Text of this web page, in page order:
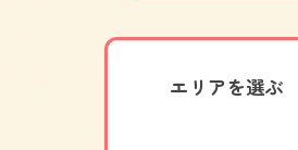
エリアを選ぶ